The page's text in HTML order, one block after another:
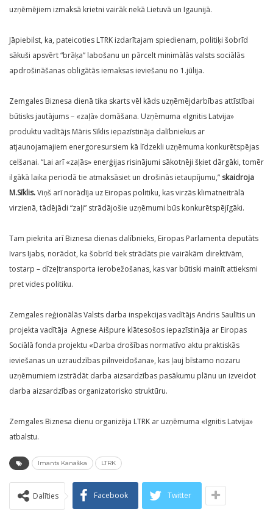
uzņēmējiem izmaksā krietni vairāk nekā Lietuvā un Igaunijā.
Jāpiebilst, ka, pateicoties LTRK izdarītajam spiedienam, politiķi šobrīd
sākuši apsvērt “brāķa” labošanu un pārcelt minimālās valsts sociālās
apdrošināšanas obligātās iemaksas ieviešanu no 1.jūlija.
Zemgales Biznesa dienā tika skarts vēl kāds uzņēmējdarbības attīstībai
būtisks jautājums – «zaļā» domāšana. Uzņēmuma «Ignitis Latvija»
produktu vadītājs Māris Sīklis iepazīstināja dalībniekus ar
atjaunojamajiem energoresursiem kā līdzekli uzņēmuma konkurētspējas
celšanai. “Lai arī «zaļās» enerģijas risinājumi sākotnēji šķiet dārgāki, tomēr
ilgākā laika periodā tie atmaksāsiet un drošinās ietaupījumu,” skaidroja
M.Sīklis.Viņš arī norādīja uz Eiropas politiku, kas virzās klimatneitrālā
virzienā, tādējādi “zaļi” strādājošie uzņēmumi būs konkurētspējīgāki.
Tam piekrita arī Biznesa dienas dalībnieks, Eiropas Parlamenta deputāts
Ivars Ijabs, norādot, ka šobrīd tiek strādāts pie vairākām direktīvām,
tostarp – dīzeļtransporta ierobežošanas, kas var būtiski mainīt attieksmi
pret vides politiku.
Zemgales reģionālās Valsts darba inspekcijas vadītājs Andris Saulītis un
projekta vadītāja Agnese Aišpure klātesošos iepazīstināja ar Eiropas
Sociālā fonda projektu «Darba drošības normatīvo aktu praktiskās
ieviešanas un uzraudzības pilnveidošana», kas ļauj bīstamo nozaru
uzņēmumiem izstrādāt darba aizsardzības pasākumu plānu un izveidot
darba aizsardzības organizatorisko struktūru.
Zemgales Biznesa dienu organizēja LTRK ar uzņēmuma «Ignitis Latvija»
atbalstu.
Imants Kanaška LTRK
Dalīties Facebook Twitter